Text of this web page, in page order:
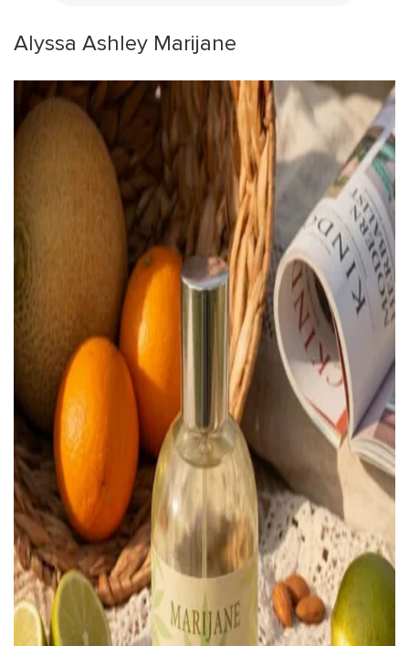
Alyssa Ashley Marijane